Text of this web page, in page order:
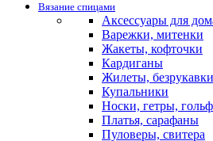
Вязание спицами
Аксессуары для
Варежки, митенки
Жакеты, кофточки
Кардиганы
Жилеты, безрукавки
Купальники
Носки, гетры,
Платья, сарафаны
Пуловеры, свитера